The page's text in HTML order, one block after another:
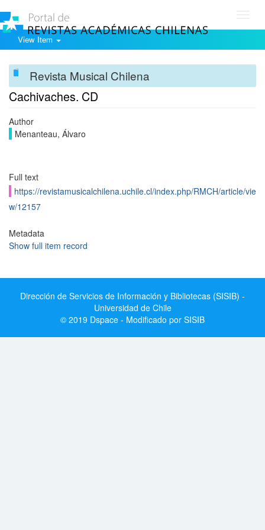
View Item
Revista Musical Chilena
Cachivaches. CD
Author
Menanteau, Álvaro
Full text
https://revistamusicalchilena.uchile.cl/index.php/RMCH/article/vie
w/12157
Metadata
Show full item record
Dirección de Servicios de Información y Bibliotecas (SISIB) -
Universidad de Chile
© 2019 Dspace - Modificado por SISIB